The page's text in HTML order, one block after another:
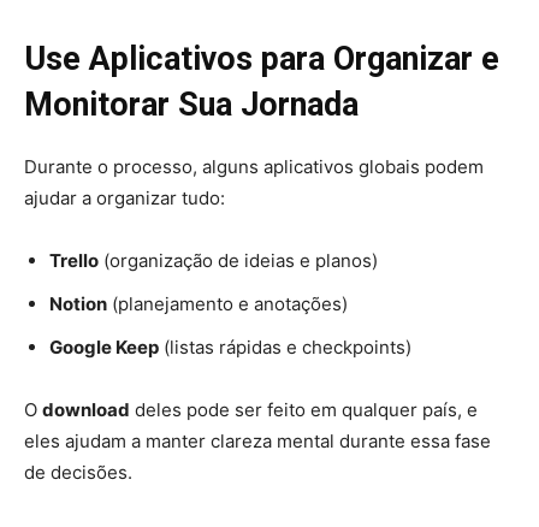
Use Aplicativos para Organizar e
Monitorar Sua Jornada
Durante o processo, alguns aplicativos globais podem
ajudar a organizar tudo:
Trello (organização de ideias e planos)
Notion (planejamento e anotações)
Google Keep (listas rápidas e checkpoints)
O download deles pode ser feito em qualquer país, e
eles ajudam a manter clareza mental durante essa fase
de decisões.